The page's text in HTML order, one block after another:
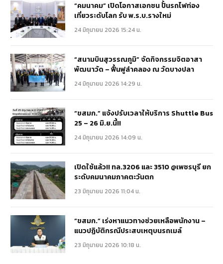
“คมนาคม” เปิดโอกาสเอกชน ปั้นรถไฟท่อง
เที่ยวระดับโลก รับ พ.ร.บ.รางใหม่
24 มิถุนายน 2026 15:24 น.
“สนามบินสุวรรณภูมิ” จัดกิจกรรมจิตอาสา
พัฒนาวัด – ฟื้นฟูลำคลอง ณ วัดบางปลา
24 มิถุนายน 2026 14:29 น.
“ขสมก.” แจ้งปรับเวลาให้บริการ Shuttle Bus
25 – 26 มิ.ย.นี้!!
24 มิถุนายน 2026 14:09 น.
เปิดใช้แล้ว!! ทล.3206 และ 3510 @เพชรบุรี ยก
ระดับคมนาคมภาคตะวันตก
23 มิถุนายน 2026 11:04 น.
“ขสมก.” เร่งหาแนวทางช่วยเหลือพนักงาน –
แนวปฏิบัติกรณีประสบเหตุบนรถเมล์
23 มิถุนายน 2026 10:18 น.